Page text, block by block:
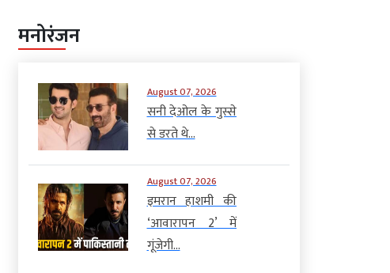
मनोरंजन
August 07, 2026
सनी देओल के गुस्से
से डरते थे...
August 07, 2026
इमरान हाशमी की
‘आवारापन 2’ में
गूंजेगी...